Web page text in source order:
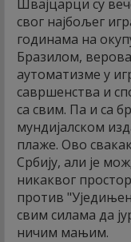
Швајцарци су
свог најбољег
годинама на
Бразилом,
аутоматизме у
савршенства и
са свим. Па и са
мундијалском
плаже. Ово
Србију, али је
никаквог
против
свим силама да
ничим мањим.